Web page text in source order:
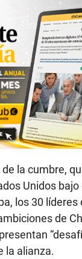
la cumbre,
Unidos
los 30 líderes
de
la alianza.